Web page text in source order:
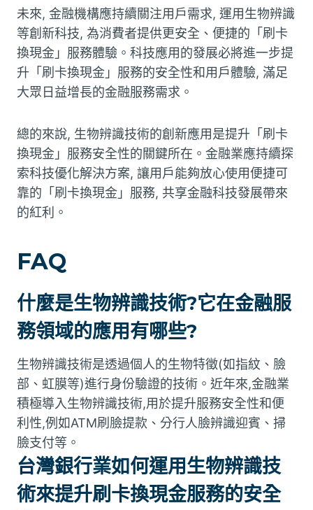
未來, 金融機構應持續關注用戶需求, 運用生物辨識
等創新科技, 為消費者提供更安全、便捷的「刷卡
換現金」服務體驗。科技應用的發展必將進一步提
升「刷卡換現金」服務的安全性和用戶體驗, 滿足
大眾日益增長的金融服務需求。
總的來說, 生物辨識技術的創新應用是提升「刷卡
換現金」服務安全性的關鍵所在。金融業應持續探
索科技優化解決方案, 讓用戶能夠放心使用便捷可
靠的「刷卡換現金」服務, 共享金融科技發展帶來
的紅利。
FAQ
什麼是生物辨識技術?它在金融服
務領域的應用有哪些?
生物辨識技術是透過個人的生物特徵(如指紋、臉
部、虹膜等)進行身份驗證的技術。近年來,金融業
積極導入生物辨識技術,用於提升服務安全性和便
利性,例如ATM刷臉提款、分行人臉辨識迎賓、掃
臉支付等。
台灣銀行業如何運用生物辨識技
術來提升刷卡換現金服務的安全